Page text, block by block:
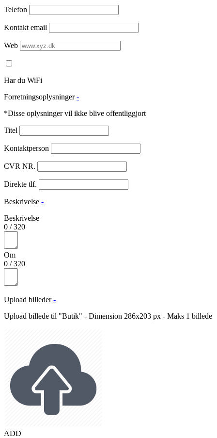
Telefon
Kontakt email
Web
Har du WiFi
Forretningsoplysninger -
*Disse oplysninger vil ikke blive offentliggjort
Titel
Kontaktperson
CVR NR.
Direkte tlf.
Beskrivelse -
Beskrivelse
0 /320
Om
0 /320
Upload billeder -
Upload billede til "Butik" - Dimension 286x203 px - Maks 1 billede
ADD